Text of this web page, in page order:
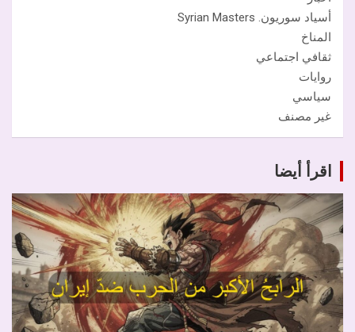
أسياد سوريون. Syrian Masters
المناخ
ثقافي اجتماعي
روايات
سياسي
غير مصنف
اقرأ أيضا